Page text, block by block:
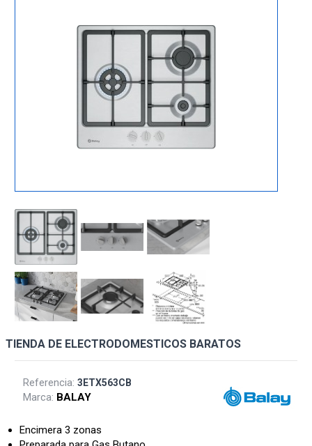
TIENDA DE ELECTRODOMESTICOS BARATOS
Referencia:3ETX563CB
Marca: BALAY
Encimera 3 zonas